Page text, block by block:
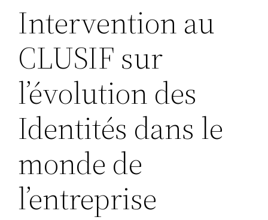
Intervention au
CLUSIF sur
l’évolution des
Identités dans le
monde de
l’entreprise